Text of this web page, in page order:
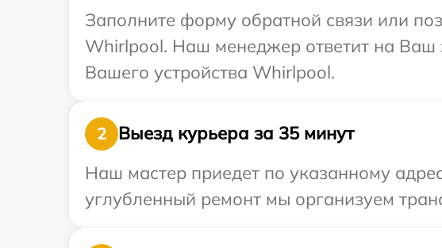
Заполните форму обратной связи или
Whirlpool. Наш менеджер ответит на Ваш
Вашего устройства Whirlpool.
2
Выезд курьера за 35 минут
Наш мастер приедет по указанному
углубленный ремонт мы организуем